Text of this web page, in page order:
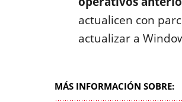
actualicen con
actualizar a
MÁS INFORMACIÓN SOBRE: